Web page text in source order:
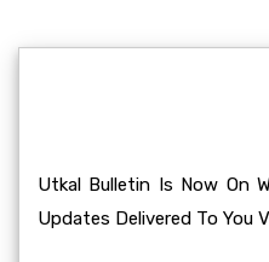
Utkal Bulletin Is Now On
Updates Delivered To You